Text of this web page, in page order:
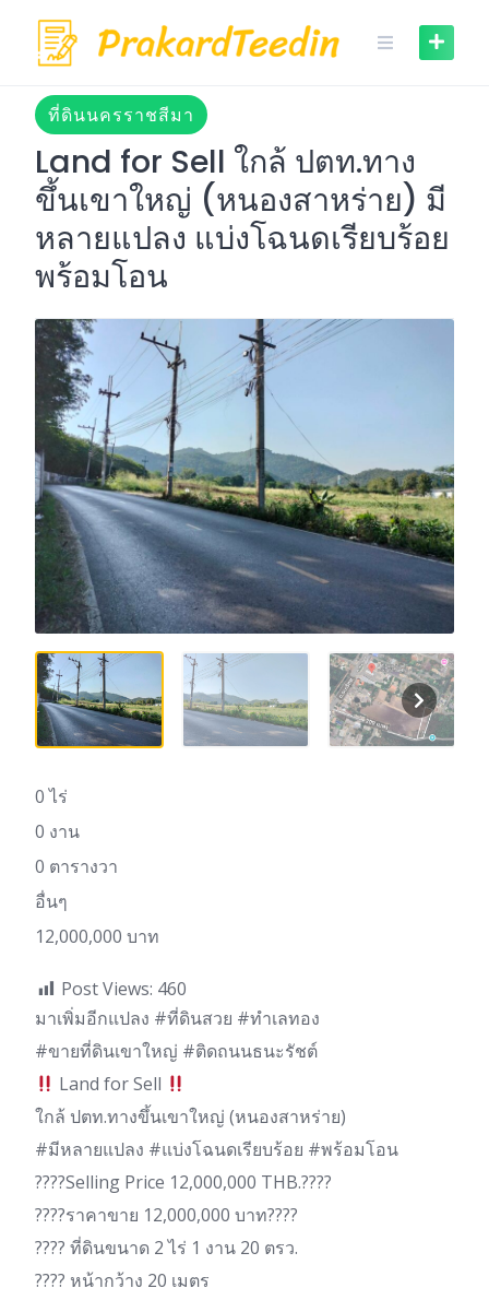
content
ที่ดินนครราชสีมา
Land for Sell ใกล้ ปตท.ทาง
ขึ้นเขาใหญ่ (หนองสาหร่าย) มี
หลายแปลง แบ่งโฉนดเรียบร้อย
พร้อมโอน
0 ไร่
0 งาน
0 ตารางวา
อื่นๆ
12,000,000 บาท
Post Views: 460
มาเพิ่มอีกแปลง #ที่ดินสวย #ทำเลทอง
#ขายที่ดินเขาใหญ่ #ติดถนนธนะรัชต์
Land for Sell
ใกล้ ปตท.ทางขึ้นเขาใหญ่ (หนองสาหร่าย)
#มีหลายแปลง #แบ่งโฉนดเรียบร้อย #พร้อมโอน
????Selling Price 12,000,000 THB.????
????ราคาขาย 12,000,000 บาท????
???? ที่ดินขนาด 2 ไร่ 1 งาน 20 ตรว.
???? หน้ากว้าง 20 เมตร